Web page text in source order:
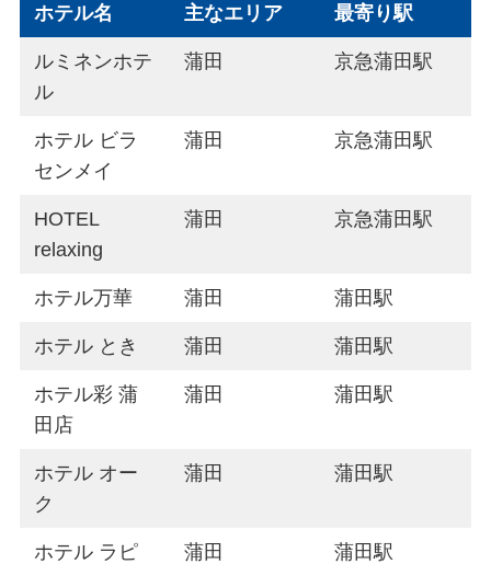
ホテル名 主なエリア 最寄り駅
ルミネンホテ
ル
蒲田 京急蒲田駅
ホテル ビラ
センメイ
蒲田 京急蒲田駅
HOTEL
relaxing
蒲田 京急蒲田駅
ホテル万華 蒲田 蒲田駅
ホテル とき 蒲田 蒲田駅
ホテル彩 蒲
田店
蒲田 蒲田駅
ホテル オー
ク
蒲田 蒲田駅
ホテル ラピ
蒲田 蒲田駅